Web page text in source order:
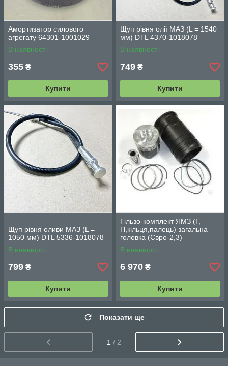
Амортизатор силового
агрегату 64301-1001029
В наявності
355 ₴
Купити
Щуп рівня олії МАЗ (L = 1540
мм) DTL 4370-1018078
В наявності
749 ₴
Купити
Щуп рівня оливи МАЗ (L =
1050 мм) DTL 5336-1018078
В наявності
799 ₴
Купити
Гільзо-комплект ЯМЗ (Г,
П,кільця,палець) загальна
головка (Євро-2,3)
"Дальнобій" 7511.1004006-10
В наявності
6 970 ₴
Купити
Показати ще
1 / 2